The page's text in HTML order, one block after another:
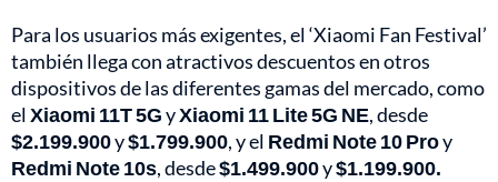
Para los usuarios más exigentes, el ‘Xiaomi Fan Festival’
también llega con atractivos descuentos en otros
dispositivos de las diferentes gamas del mercado, como
elXiaomi 11T 5GyXiaomi 11 Lite 5G NE, desde
$2.199.900y$1.799.900, y el Redmi Note 10 Proy
Redmi Note 10s, desde$1.499.900y$1.199.900.